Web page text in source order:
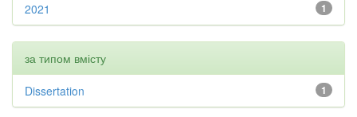
1
2021
за типом вмісту
1
Dissertation